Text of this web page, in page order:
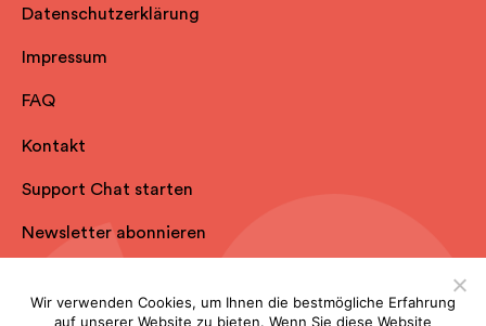
Datenschutzerklärung
Impressum
FAQ
Kontakt
Support Chat starten
Newsletter abonnieren
Wir verwenden Cookies, um Ihnen die bestmögliche Erfahrung
auf unserer Website zu bieten. Wenn Sie diese Website